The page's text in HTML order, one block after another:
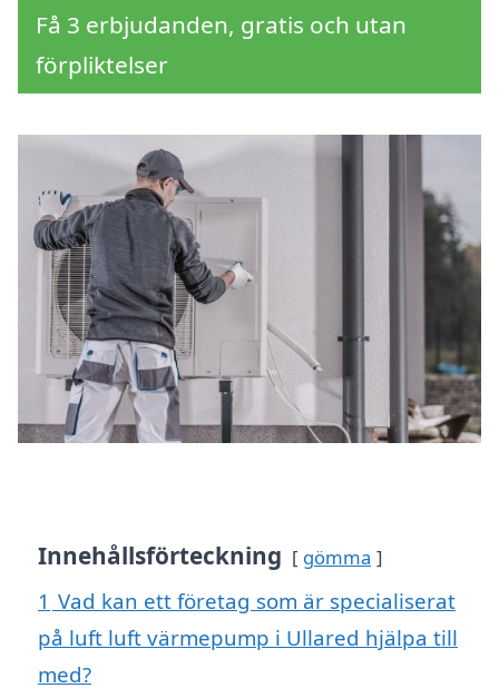
Få 3 erbjudanden, gratis och utan
förpliktelser
Innehållsförteckning gömma
1 Vad kan ett företag som är specialiserat
på luft luft värmepump i Ullared hjälpa till
med?